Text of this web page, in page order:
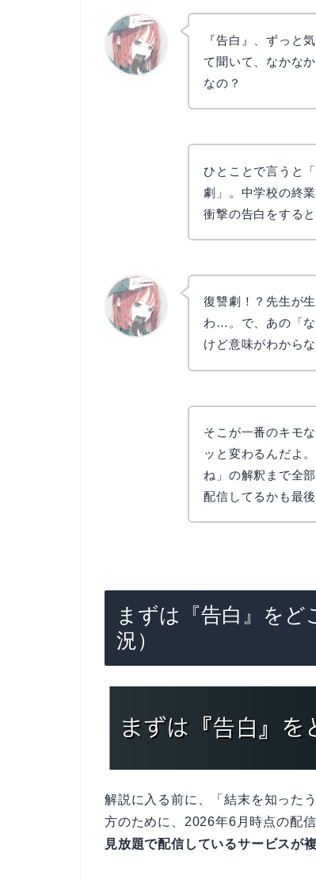
『告白』、ずっと
て聞いて、なかな
なの？
ひとことで言うと
劇」。中学校の終
衝撃の告白をする
復讐劇！？先生が
わ…。で、あの「
けど意味がわからな
そこが一番のキモ
ッと変わるんだよ
ね」の解釈まで全
配信してるかも最
まずは『告白』をど
況）
解説に入る前に、「結末を知った
方のために、2026年6月時点の配
見放題で配信しているサービスが